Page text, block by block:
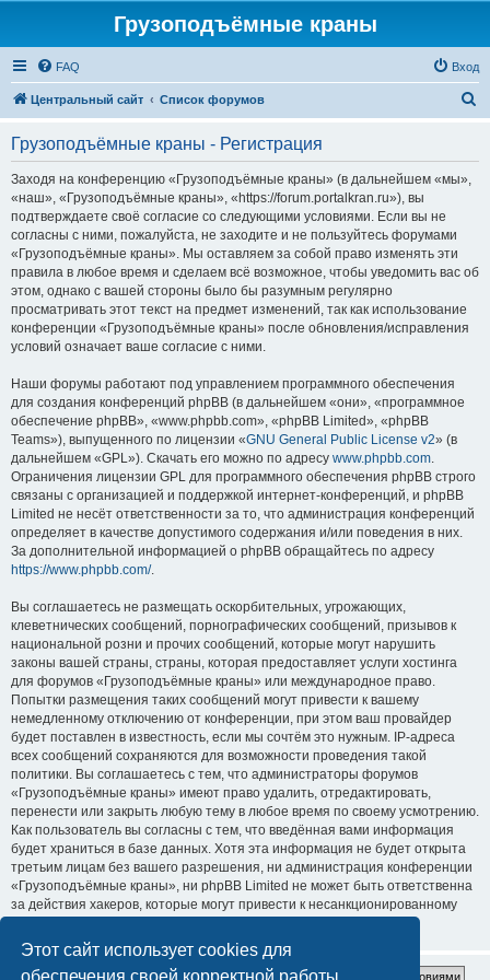
Этот сайт использует cookies для
обеспечения своей корректной работы.
Грузоподъёмные краны
FAQ Вход
Центральный сайт Список форумов
Грузоподъёмные краны - Регистрация
Заходя на конференцию «Грузоподъёмные краны» (в дальнейшем «мы»,
«наш», «Грузоподъёмные краны», «https://forum.portalkran.ru»), вы
подтверждаете своё согласие со следующими условиями. Если вы не
согласны с ними, пожалуйста, не заходите и не пользуйтесь форумами
«Грузоподъёмные краны». Мы оставляем за собой право изменять эти
правила в любое время и сделаем всё возможное, чтобы уведомить вас об
этом, однако с вашей стороны было бы разумным регулярно
просматривать этот текст на предмет изменений, так как использование
конференции «Грузоподъёмные краны» после обновления/исправления
условий означает ваше согласие с ними.
Наши форумы работают под управлением программного обеспечения
для создания конференций phpBB (в дальнейшем «они», «программное
обеспечение phpBB», «www.phpbb.com», «phpBB Limited», «phpBB
Teams»), выпущенного по лицензии «GNU General Public License v2» (в
дальнейшем «GPL»). Скачать его можно по адресу www.phpbb.com.
Ограничения лицензии GPL для программного обеспечения phpBB строго
связаны с организацией и поддержкой интернет-конференций, и phpBB
Limited не несёт ответственности за то, что администрация конференций
определяет в качестве допустимого содержания и/или поведения в них.
За дополнительной информацией о phpBB обращайтесь по адресу
https://www.phpbb.com/.
Вы соглашаетесь не размещать оскорбительных, угрожающих,
клеветнических сообщений, порнографических сообщений, призывов к
национальной розни и прочих сообщений, которые могут нарушить
законы вашей страны, страны, которая предоставляет услуги хостинга
для форумов «Грузоподъёмные краны» или международное право.
Попытки размещения таких сообщений могут привести к вашему
немедленному отключению от конференции, при этом ваш провайдер
будет поставлен в известность, если мы сочтём это нужным. IP-адреса
всех сообщений сохраняются для возможности проведения такой
политики. Вы соглашаетесь с тем, что администраторы форумов
«Грузоподъёмные краны» имеют право удалить, отредактировать,
перенести или закрыть любую тему в любое время по своему усмотрению.
Как пользователь вы согласны с тем, что введённая вами информация
будет храниться в базе данных. Хотя эта информация не будет открыта
третьим лицам без вашего разрешения, ни администрация конференции
«Грузоподъёмные краны», ни phpBB Limited не может быть ответственна
за действия хакеров, которые могут привести к несанкционированному